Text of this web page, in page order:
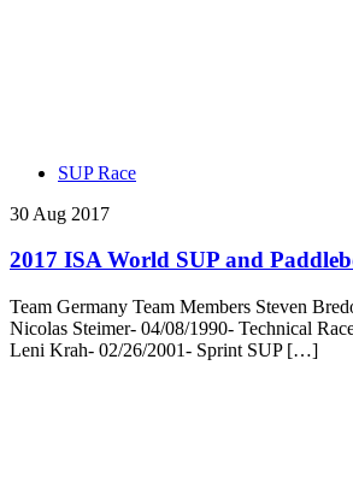
SUP Race
30 Aug 2017
2017 ISA World SUP and
Team Germany Team Members Steven
Nicolas Steimer- 04/08/1990- Technical
Leni Krah- 02/26/2001- Sprint SUP […]